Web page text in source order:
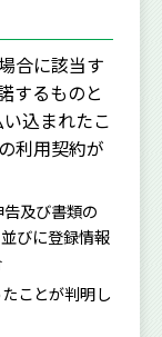
合に該当す
するものと
込まれたこ
利用契約が
及び書類の
びに登録情報
ことが判明し